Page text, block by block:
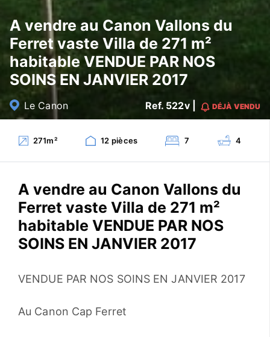
A vendre au Canon Vallons du
Ferret vaste Villa de 271 m²
habitable VENDUE PAR NOS
SOINS EN JANVIER 2017
Le Canon Ref. 522v | DÉJÀ VENDU
271m² 12 pièces 7 4
A vendre au Canon Vallons du
Ferret vaste Villa de 271 m²
habitable VENDUE PAR NOS
SOINS EN JANVIER 2017
VENDUE PAR NOS SOINS EN JANVIER 2017
Au Canon Cap Ferret